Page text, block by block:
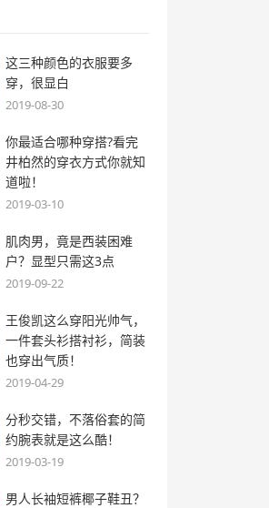
这三种颜色的衣服要多
穿，很显白
2019-08-30
你最适合哪种穿搭?看完
井柏然的穿衣方式你就知
道啦！
2019-03-10
肌肉男，竟是西装困难
户？显型只需这3点
2019-09-22
王俊凯这么穿阳光帅气，
一件套头衫搭衬衫，简装
也穿出气质！
2019-04-29
分秒交错，不落俗套的简
约腕表就是这么酷！
2019-03-19
男人长袖短裤椰子鞋丑？